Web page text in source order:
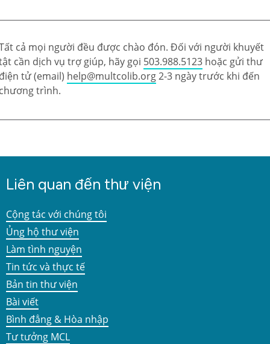
cả mọi người đều được chào đón. Đối với người khuyết
cần dịch vụ trợ giúp, hãy gọi 503.988.5123 hoặc gửi thư
tử (email) help@multcolib.org2-3 ngày trước khi đến
trình.
Liên quan đến thư viện
Cộng tác với chúng tôi
Ủng hộ thư viện
Làm tình nguyện
Tin tức và thực tế
Bản tin thư viện
Bài viết
Bình đẳng & Hòa nhập
Tư tưởng MCL